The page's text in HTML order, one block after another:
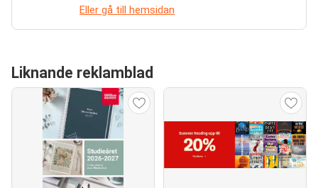
Eller gå till hemsidan
Liknande reklamblad